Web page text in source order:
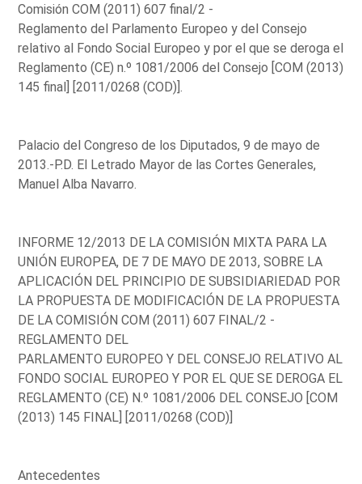
Comisión COM (2011) 607 final/2 -
Reglamento del Parlamento Europeo y del Consejo
relativo al Fondo Social Europeo y por el que se deroga el
Reglamento (CE) n.º 1081/2006 del Consejo [COM (2013)
145 final] [2011/0268 (COD)].
Palacio del Congreso de los Diputados, 9 de mayo de
2013.-P.D. El Letrado Mayor de las Cortes Generales,
Manuel Alba Navarro.
INFORME 12/2013 DE LA COMISIÓN MIXTA PARA LA
UNIÓN EUROPEA, DE 7 DE MAYO DE 2013, SOBRE LA
APLICACIÓN DEL PRINCIPIO DE SUBSIDIARIEDAD POR
LA PROPUESTA DE MODIFICACIÓN DE LA PROPUESTA
DE LA COMISIÓN COM (2011) 607 FINAL/2 -
REGLAMENTO DEL
PARLAMENTO EUROPEO Y DEL CONSEJO RELATIVO AL
FONDO SOCIAL EUROPEO Y POR EL QUE SE DEROGA EL
REGLAMENTO (CE) N.º 1081/2006 DEL CONSEJO [COM
(2013) 145 FINAL] [2011/0268 (COD)]
Antecedentes